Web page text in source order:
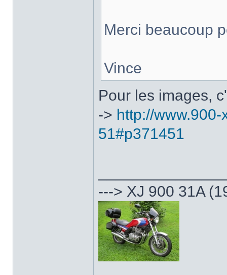
Merci beaucoup
Vince
Pour les images,
-> http://
51#p371451
---> XJ 900 31A